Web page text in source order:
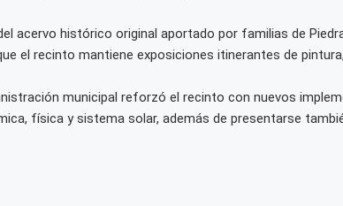
acervo histórico original aportado por familias de
el recinto mantiene exposiciones itinerantes de
municipal reforzó el recinto con nuevos
física y sistema solar, además de presentarse